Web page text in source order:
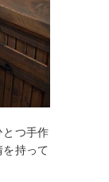
とつ手作
を持って